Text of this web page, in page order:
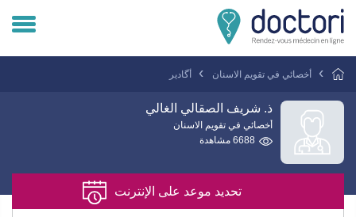
تسجيل دخول المريض
تسجيل دخول الطبيب
أخصائي في تقويم الاسنان أگادير
ذ. شريف الصقالي الغالي
أخصائي في تقويم الاسنان
6688 مشاهدة
تحديد موعد على الإنترنت